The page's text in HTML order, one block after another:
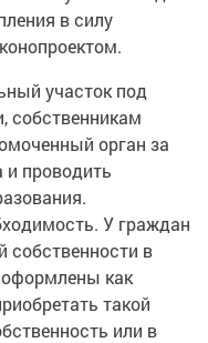
в силу
участок под
собственникам
орган за
и проводить
У граждан
собственности в
как
такой
или в